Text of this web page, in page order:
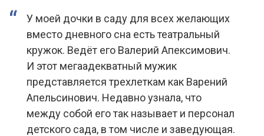
У моей дочки в саду для всех желающих
вместо дневного сна есть театральный
кружок. Ведёт его Валерий Апексимович.
И этот мегаадекватный мужик
представляется трехлеткам как Варений
Апельсинович. Недавно узнала, что
между собой его так называет и персонал
детского сада, в том числе и заведующая.